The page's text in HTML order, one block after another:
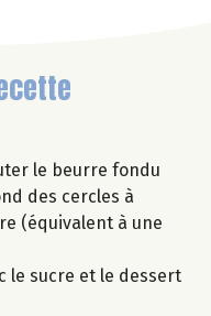
le beurre fondu
des cercles à
(équivalent à une
le sucre et le dessert